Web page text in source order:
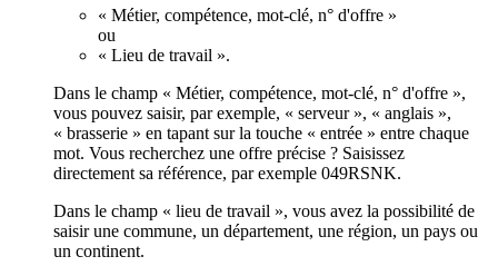
« Métier, compétence, mot-clé, n° d'offre »
ou
« Lieu de travail ».
Dans le champ « Métier, compétence, mot-clé, n° d'offre »,
vous pouvez saisir, par exemple, « serveur », « anglais »,
« brasserie » en tapant sur la touche « entrée » entre chaque
mot. Vous recherchez une offre précise ? Saisissez
directement sa référence, par exemple 049RSNK.
Dans le champ « lieu de travail », vous avez la possibilité de
saisir une commune, un département, une région, un pays ou
un continent.